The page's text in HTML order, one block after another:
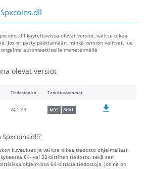
käytettävissä olevat versiot, valitse oikea
Jos et pysty päättämään, minkä version valitset, lue
automaattisella menetelmällä
olevat versiot
Tiedoston koko Tarkistussummat
24.1 KB MD5 SHA1
kuvaukset ja valitse oikea tiedosto ohjelmallesi.
64- vai 32-bittinen tiedosto, sekä sen
ohjelmissa 64-bittisiä tiedostoja, jos ne on